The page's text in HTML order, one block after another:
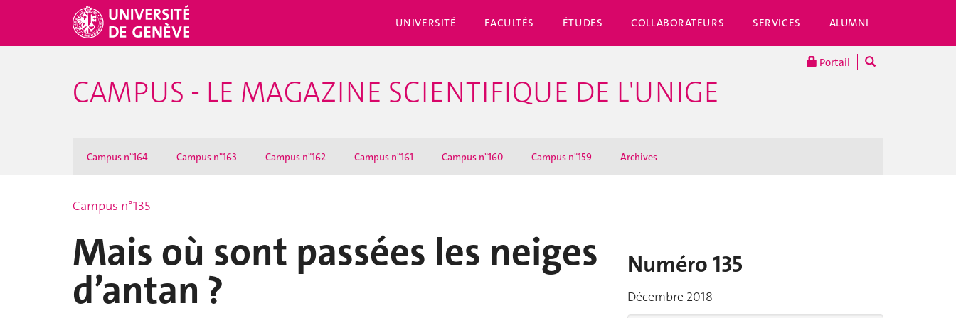
UNIVERSITÉ FACULTÉS ÉTUDES COLLABORATEURS SERVICES ALUMNI
Portail
CAMPUS - LE MAGAZINE SCIENTIFIQUE DE L'UNIGE
Campus n°164 Campus n°163 Campus n°162 Campus n°161 Campus n°160 Campus n°159 Archives
Campus n°135
Mais où sont passées les neiges
d’antan ?
Numéro 135
Décembre 2018